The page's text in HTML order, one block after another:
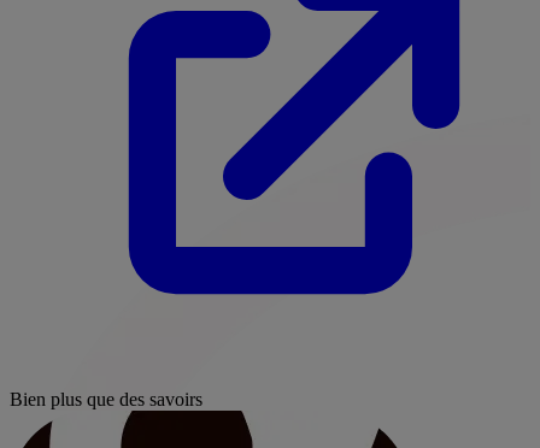
Bien plus que des savoirs